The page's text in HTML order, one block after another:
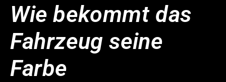
Wie bekommt das
Fahrzeug seine
Farbe